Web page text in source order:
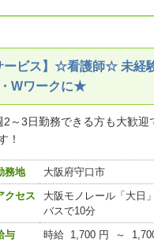
ービス】☆看護師☆ 未経
Wワークに★
～3日勤務できる方も大歓
！
務地
大阪府守口市
クセス
大阪モノレール「大日
バスで10分
与
時給 1,700 円 ～